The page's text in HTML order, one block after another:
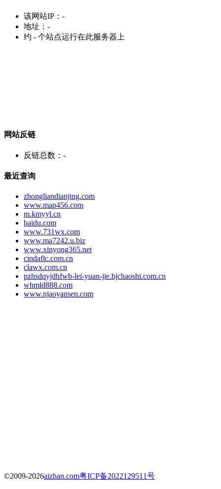
该网站IP： -
地址： -
约 - 个站点运行在此服务器上
网站反链
反链总数： -
最近查询
zhongliandianjing.com
www.map456.com
m.kmyyl.cn
baidu.com
www.731wx.com
www.ma7242.u.biz
www.xinyong365.net
cindaflc.com.cn
clawx.com.cn
pzhsdqyjdhfwb-lei-yuan-jie.bjchaoshi.com.cn
whmld888.com
www.njaoyansen.com
©2009-2026aizhan.com粤ICP备2022129511号